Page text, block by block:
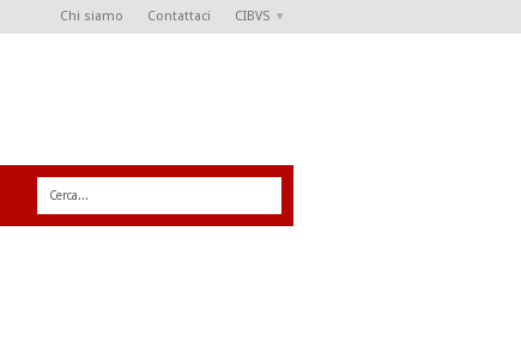
Chi siamo Contattaci CIBVS